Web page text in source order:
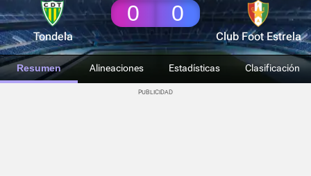
Tondela
0 0
Club Foot Estrela
Resumen Alineaciones Estadísticas Clasificación